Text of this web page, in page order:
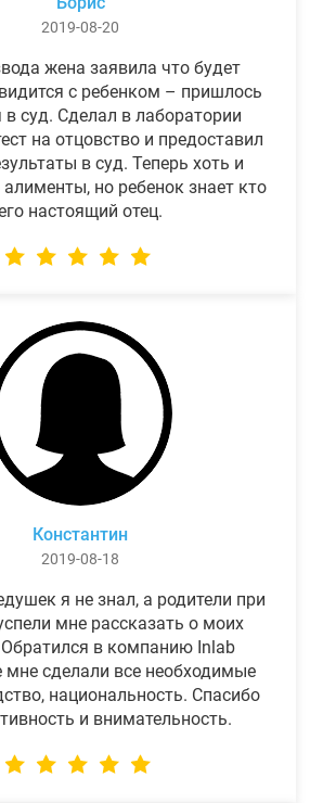
2019-08-20
жена заявила что будет
с ребенком – пришлось
в суд. Сделал в лаборатории
на отцовство и предоставил
в суд. Теперь хоть и
но ребенок знает кто
настоящий отец.
Константин
2019-08-18
я не знал, а родители при
мне рассказать о моих
в компанию Inlab
мне сделали все необходимые
национальность. Спасибо
и внимательность.